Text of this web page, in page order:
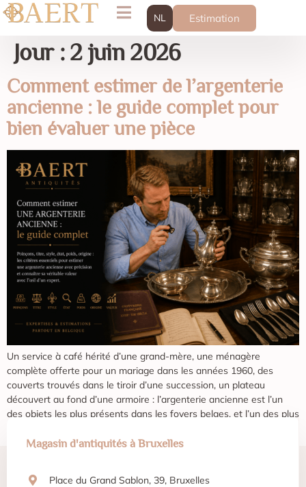
NL Estimation
Jour : 2 juin 2026
Comment estimer de l’argenterie
ancienne : le guide complet pour
bien évaluer une pièce
Un service à café hérité d’une grand-mère, une ménagère
complète offerte pour un mariage dans les années 1960, des
couverts trouvés dans le tiroir d’une succession, un plateau
découvert au fond d’une armoire : l’argenterie ancienne est l’un
des objets les plus présents dans les foyers belges, et l’un des plus
Magasin d'antiquités à Bruxelles
Place du Grand Sablon, 39, Bruxelles